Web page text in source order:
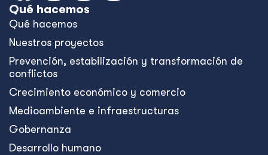
Qué hacemos
Qué hacemos
Nuestros proyectos
Prevención, estabilización y transformación de
conflictos
Crecimiento económico y comercio
Medioambiente e infraestructuras
Gobernanza
Desarrollo humano